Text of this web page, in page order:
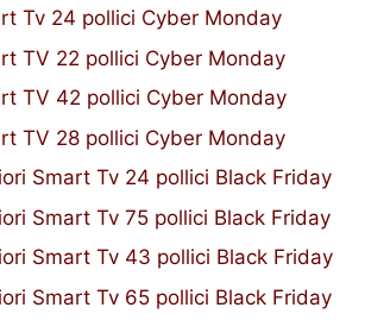
Tv 24 pollici Cyber Monday
TV 22 pollici Cyber Monday
TV 42 pollici Cyber Monday
TV 28 pollici Cyber Monday
Smart Tv 24 pollici Black Friday
Smart Tv 75 pollici Black Friday
Smart Tv 43 pollici Black Friday
Smart Tv 65 pollici Black Friday